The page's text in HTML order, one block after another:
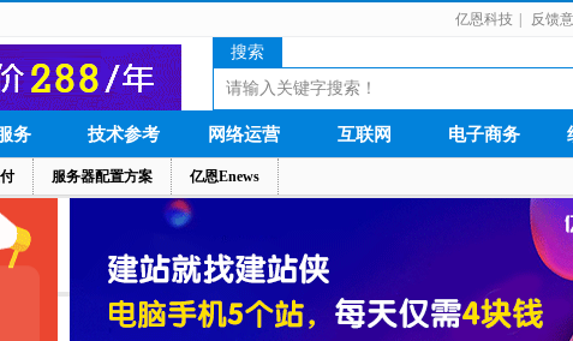
亿恩科技 反馈
搜索
服务器配置方案 亿恩Enews
务 技术参考 网络运营 互联网 电子商务